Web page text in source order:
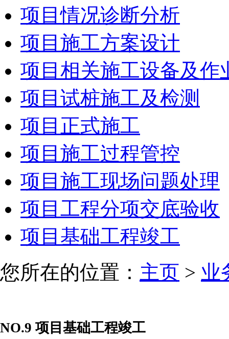
项目情况诊断分析
项目施工方案设计
项目相关施工设备及作
项目试桩施工及检测
项目正式施工
项目施工过程管控
项目施工现场问题处理
项目工程分项交底验收
项目基础工程竣工
您所在的位置： 主页 > 业
NO.9 项目基础工程竣工